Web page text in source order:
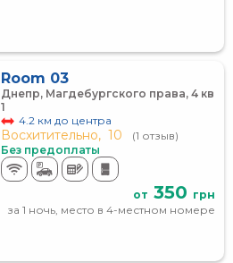
Room 03
Днепр, Магдебургского права, 4 кв
1
4.2 км до центра
Восхитительно, 10
(1 отзыв)
Без предоплаты
от 350 грн
за 1 ночь, место в 4-местном номере